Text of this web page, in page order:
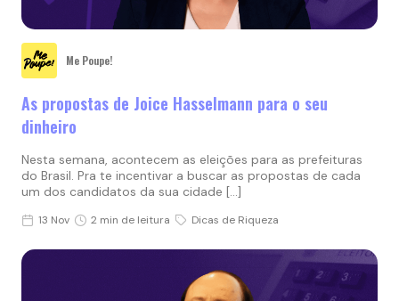
Me Poupe!
As propostas de Joice Hasselmann para o seu
dinheiro
Nesta semana, acontecem as eleições para as prefeituras
do Brasil. Pra te incentivar a buscar as propostas de cada
um dos candidatos da sua cidade […]
13 Nov 2 min de leitura Dicas de Riqueza